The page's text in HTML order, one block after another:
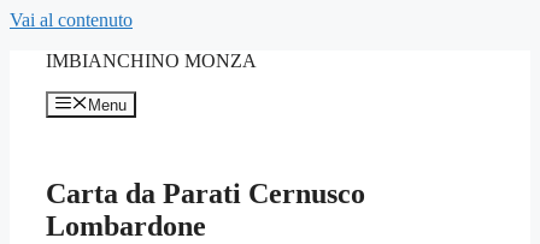
Vai al contenuto
IMBIANCHINO MONZA
Menu
Carta da Parati Cernusco
Lombardone